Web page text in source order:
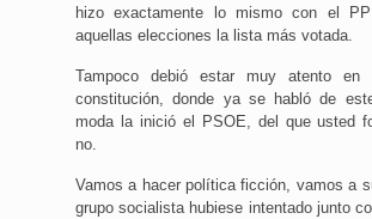
hizo exactamente lo mismo con el
aquellas elecciones la lista más votada.
Tampoco debió estar muy atento
constitución, donde ya se habló de
moda la inició el PSOE, del que usted
no.
Vamos a hacer política ficción, vamos a
grupo socialista hubiese intentado junto